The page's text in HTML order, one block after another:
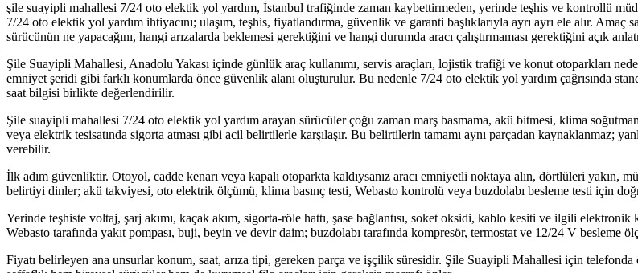
şile suayipli mahallesi 7/24 oto elektik yol yardım, İstanbul trafiğinde zaman kaybettirmeden, yerinde teşhis ve kontrollü
7/24 oto elektik yol yardım ihtiyacını; ulaşım, teşhis, fiyatlandırma, güvenlik ve garanti başlıklarıyla ayrı ayrı ele alır.
sürücünün ne yapacağını, hangi arızalarda beklemesi gerektiğini ve hangi durumda aracı çalıştırmaması gerektiğini açık
Şile Suayipli Mahallesi, Anadolu Yakası içinde günlük araç kullanımı, servis araçları, lojistik trafiği ve konut otoparkları
emniyet şeridi gibi farklı konumlarda önce güvenlik alanı oluşturulur. Bu nedenle 7/24 oto elektik yol yardım çağrısında
saat bilgisi birlikte değerlendirilir.
Şile suayipli mahallesi 7/24 oto elektik yol yardım arayan sürücüler çoğu zaman marş basmama, akü bitmesi, klima
veya elektrik tesisatında sigorta atması gibi acil belirtilerle karşılaşır. Bu belirtilerin tamamı aynı parçadan kaynaklanmaz;
verebilir.
İlk adım güvenliktir. Otoyol, cadde kenarı veya kapalı otoparkta kaldıysanız aracı emniyetli noktaya alın, dörtlüleri yakın,
belirtiyi dinler; akü takviyesi, oto elektrik ölçümü, klima basınç testi, Webasto kontrolü veya buzdolabı besleme testi için
Yerinde teşhiste voltaj, şarj akımı, kaçak akım, sigorta-röle hattı, şase bağlantısı, soket oksidi, kablo kesiti ve ilgili
Webasto tarafında yakıt pompası, buji, beyin ve devir daim; buzdolabı tarafında kompresör, termostat ve 12/24 V besleme
Fiyatı belirleyen ana unsurlar konum, saat, arıza tipi, gereken parça ve işçilik süresidir. Şile Suayipli Mahallesi için